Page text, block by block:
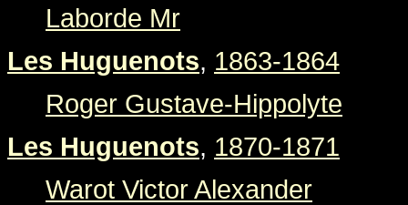
Laborde Mr
Les Huguenots, 1863-1864
Roger Gustave-Hippolyte
Les Huguenots, 1870-1871
Warot Victor Alexander